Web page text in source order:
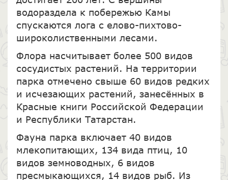
водораздела к побережью Камы
спускаются лога с елово-пихтово-
широколиственными лесами.
Флора насчитывает более 500 видов
сосудистых растений. На территории
парка отмечено свыше 60 видов редких
и исчезающих растений, занесённых в
Красные книги Российской Федерации
и Республики Татарстан.
Фауна парка включает 40 видов
млекопитающих, 134 вида птиц, 10
видов земноводных, 6 видов
пресмыкающихся, 14 видов рыб. Из